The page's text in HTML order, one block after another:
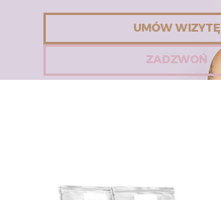
UMÓW WIZYTĘ
ZADZWOŃ